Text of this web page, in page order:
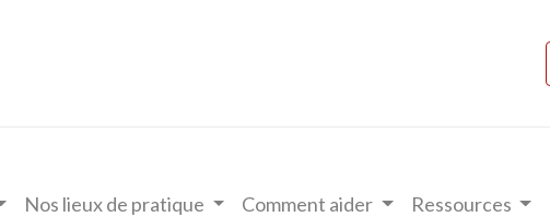
Nos lieux de pratique Comment aider Ressources